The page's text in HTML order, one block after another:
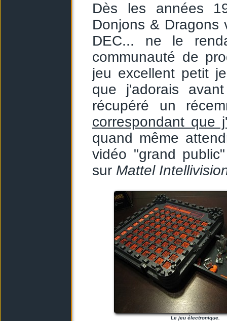
Dès les années
Donjons &
DEC... ne le
communauté de
jeu excellent petit
que j'adorais
récupéré un
correspondant que
quand même
vidéo "grand
sur Mattel
Le jeu électronique.